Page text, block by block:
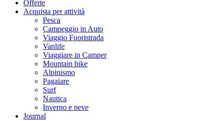
Offerte
Acquista per attività
Pesca
Campeggio in Auto
Viaggio Fuoristrada
Vanlife
Viaggiare in Camper
Mountain bike
Alpinismo
Pagaiare
Surf
Nautica
Inverno e neve
Journal